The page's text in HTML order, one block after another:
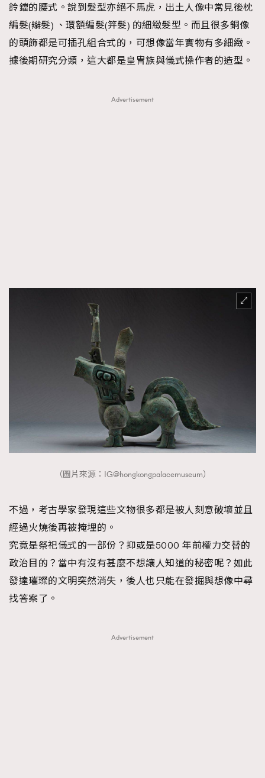
鈴鐺的腰式。說到髮型亦絕不馬虎，出土人像中常見後枕
編髮(辮髮) 、環額編髮(笄髮) 的細緻髮型。而且很多銅像
的頭飾都是可插孔組合式的，可想像當年實物有多細緻。
據後期研究分類，這大都是皇冑族與儀式操作者的造型。
Advertisement
（圖片來源：IG@hongkongpalacemuseum）
不過，考古學家發現這些文物很多都是被人刻意破壞並且
經過火燒後再被掩埋的。
究竟是祭祀儀式的一部份？抑或是5000 年前權力交替的
政治目的？當中有沒有甚麼不想讓人知道的秘密呢？如此
發達璀璨的文明突然消失，後人也只能在發掘與想像中尋
找答案了。
Advertisement